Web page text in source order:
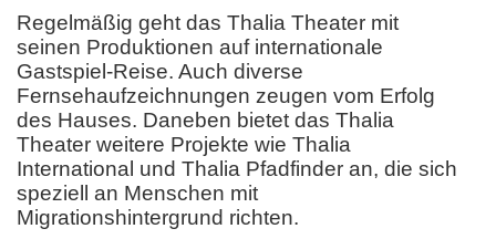
Regelmäßig geht das Thalia Theater mit
seinen Produktionen auf internationale
Gastspiel-Reise. Auch diverse
Fernsehaufzeichnungen zeugen vom Erfolg
des Hauses. Daneben bietet das Thalia
Theater weitere Projekte wie Thalia
International und Thalia Pfadfinder an, die sich
speziell an Menschen mit
Migrationshintergrund richten.